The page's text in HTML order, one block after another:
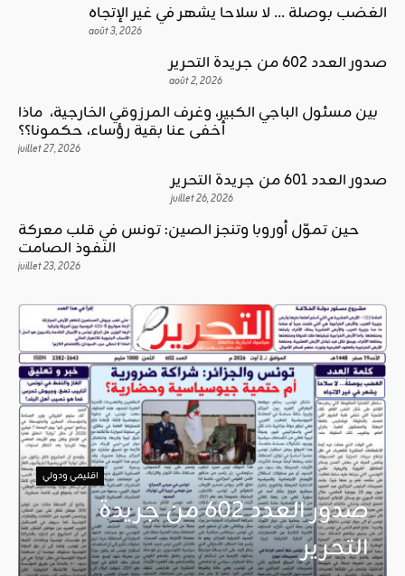
الغضب بوصلة … لا سلاحا يشهر في غير الإتجاه
août 3, 2026
صدور العدد 602 من جريدة التحرير
août 2, 2026
بين مسئول الباجي الكبير، وغرف المرزوقي الخارجية، ماذا
أخفى عنا بقية رؤساء، حكمونا؟؟
juillet 27, 2026
صدور العدد 601 من جريدة التحرير
juillet 26, 2026
حين تموّل أوروبا وتنجز الصين: تونس في قلب معركة
النفوذ الصامت
juillet 23, 2026
اقليمي ودولي
صدور العدد 602 من جريدة
التحرير